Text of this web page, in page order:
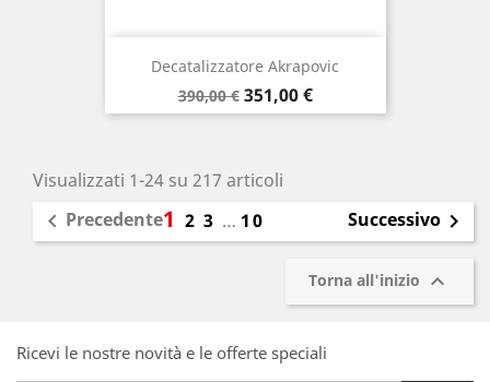
Decatalizzatore Akrapovic
Prezzo
base
390,00 € Prezzo
351,00 €
Visualizzati 1-24 su 217 articoli
 Precedente1 2 3 … 10 Successivo 
Torna all'inizio 
Ricevi le nostre novità e le offerte speciali